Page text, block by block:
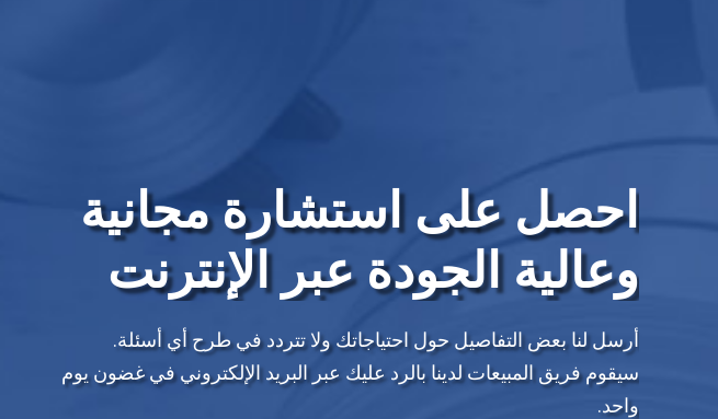
احصل على استشارة مجانية
وعالية الجودة عبر الإنترنت
أرسل لنا بعض التفاصيل حول احتياجاتك ولا تتردد في طرح أي أسئلة.
سيقوم فريق المبيعات لدينا بالرد عليك عبر البريد الإلكتروني في غضون يوم
واحد.